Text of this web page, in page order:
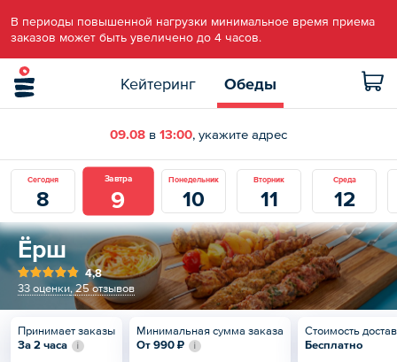
В периоды повышенной нагрузки минимальное время приема
заказов может быть увеличено до 4 часов.
Кейтеринг Обеды
09.08 в 13:00, укажите адрес
Сегодня
8
Завтра
9
Понедельник
10
Вторник
11
Среда
12
Ёрш
4,8
33 оценки,25 отзывов
Принимает заказы
За 2 часа
Минимальная сумма заказа
От 990 ₽
Стоимость
Бесплатно